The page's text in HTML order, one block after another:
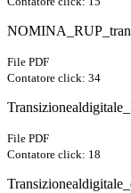
File PDF
Contatore click: 34
File PDF
Contatore click: 18